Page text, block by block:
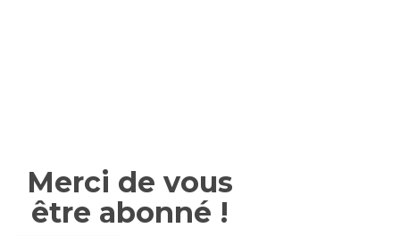
Merci de vous
être abonné !